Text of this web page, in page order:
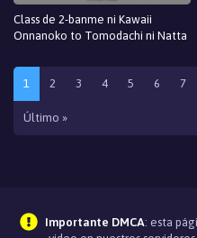
Class de 2-banme ni Kawaii
Onnanoko to Tomodachi ni Natta
1 2 3 4 5 6 7
Último »
Importante DMCA: esta